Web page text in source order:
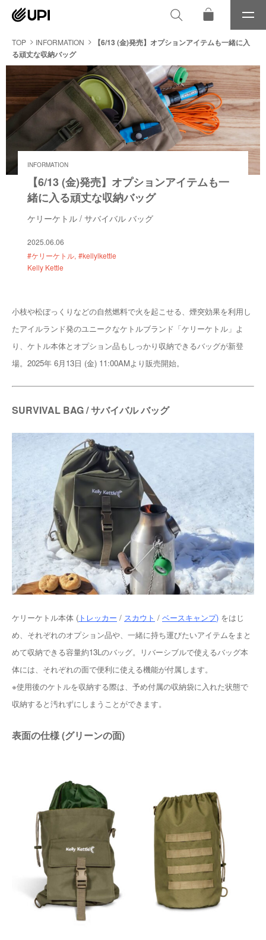
メ
ニ
ュ
TOP INFORMATION
【6/13 (金)発売】オプションアイテムも一緒に入
る頑丈な収納バッグ
INFORMATION
【6/13 (金)発売】オプションアイテムも一
緒に入る頑丈な収納バッグ
ケリーケトル / サバイバル バッグ
2025.06.06
#ケリーケトル #kellylkettle
Kelly Kettle
小枝や松ぼっくりなどの自然燃料で火を起こせる、煙突効果を利用し
たアイルランド発のユニークなケトルブランド「ケリーケトル」よ
り、ケトル本体とオプション品もしっかり収納できるバッグが新登
場。2025年 6月13日 (金) 11:00AMより販売開始。
SURVIVAL BAG / サバイバル バッグ
ケリーケトル本体 ( トレッカー / スカウト / ベースキャンプ) をはじ
め、それぞれのオプション品や、一緒に持ち運びたいアイテムをまと
めて収納できる容量約13Lのバッグ。リバーシブルで使えるバッグ本
体には、それぞれの面で便利に使える機能が付属します。
※使用後のケトルを収納する際は、予め付属の収納袋に入れた状態で
収納すると汚れずにしまうことができます。
表面の仕様 (グリーンの面)